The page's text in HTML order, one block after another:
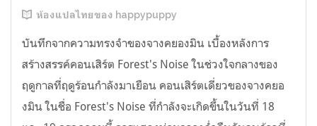
ห้องแปลไทยของ happypuppy
บันทึกจากความทรงจำของจางคยองมิน เบื้องหลังการ
สร้างสรรค์คอนเสิร์ต Forest's Noise ในช่วงใจกลางของ
ฤดูกาลที่ฤดูร้อนกำลังมาเยือน คอนเสิร์ตเดี่ยวของจางคยอ
งมิน ในชื่อ Forest's Noise ที่กำลังจะเกิดขึ้นในวันที่ 18